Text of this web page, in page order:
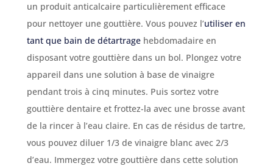
un produit anticalcaire particulièrement efficace
pour nettoyer une gouttière. Vous pouvez l’utiliser en
tant que bain de détartragehebdomadaire en
disposant votre gouttière dans un bol. Plongez votre
appareil dans une solution à base de vinaigre
pendant trois à cinq minutes. Puis sortez votre
gouttière dentaire et frottez-la avec une brosse avant
de la rincer à l’eau claire. En cas de résidus de tartre,
vous pouvez diluer 1/3 de vinaigre blanc avec 2/3
d’eau. Immergez votre gouttière dans cette solution